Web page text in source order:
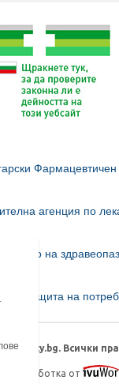
агенция по
на
за защита на
Всички
и изработка от